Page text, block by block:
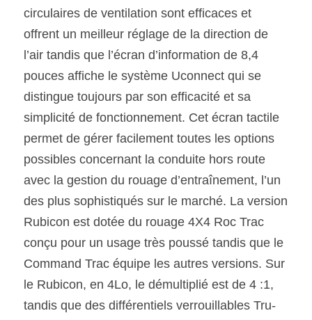
circulaires de ventilation sont efficaces et
offrent un meilleur réglage de la direction de
l’air tandis que l’écran d’information de 8,4
pouces affiche le système Uconnect qui se
distingue toujours par son efficacité et sa
simplicité de fonctionnement. Cet écran tactile
permet de gérer facilement toutes les options
possibles concernant la conduite hors route
avec la gestion du rouage d’entraînement, l’un
des plus sophistiqués sur le marché. La version
Rubicon est dotée du rouage 4X4 Roc Trac
conçu pour un usage très poussé tandis que le
Command Trac équipe les autres versions. Sur
le Rubicon, en 4Lo, le démultiplié est de 4 :1,
tandis que des différentiels verrouillables Tru-